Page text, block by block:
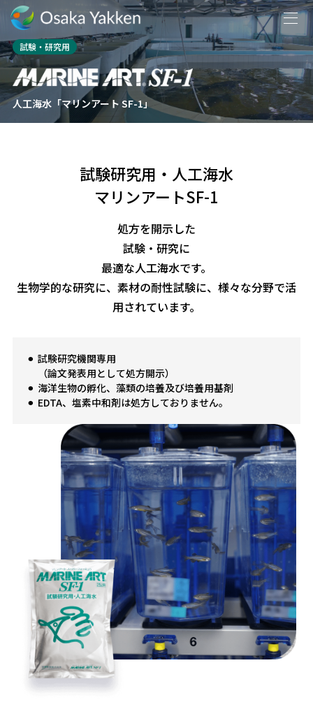
試験・研究用
人工海水「マリンアート SF-1」
試験研究用・人工海水
マリンアートSF-1
処方を開示した
試験・研究に
最適な人工海水です。
生物学的な研究に、素材の耐性試験に、様々な分野で活
用されています。
試験研究機関専用
（論文発表用として処方開示）
海洋生物の孵化、藻類の培養及び培養用基剤
EDTA、塩素中和剤は処方しておりません。